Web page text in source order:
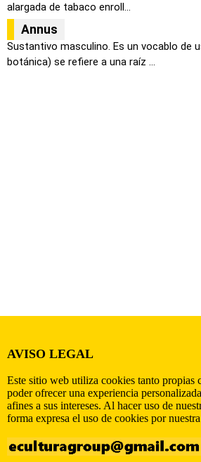
alargada de tabaco enroll...
Annus
Sustantivo masculino. Es un vocablo de
botánica) se refiere a una raíz ...
AVISO LEGAL
Este sitio web utiliza cookies tanto propias
poder ofrecer una experiencia
afines a sus intereses. Al hacer uso de
forma expresa el uso de cookies por